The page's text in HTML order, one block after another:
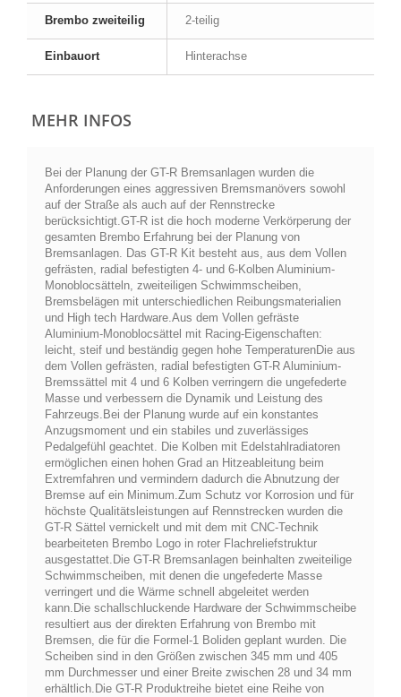
Brembo zweiteilig 2-teilig
Einbauort Hinterachse
MEHR INFOS
Bei der Planung der GT-R Bremsanlagen wurden die
Anforderungen eines aggressiven Bremsmanövers sowohl
auf der Straße als auch auf der Rennstrecke
berücksichtigt.GT-R ist die hoch moderne Verkörperung der
gesamten Brembo Erfahrung bei der Planung von
Bremsanlagen. Das GT-R Kit besteht aus, aus dem Vollen
gefrästen, radial befestigten 4- und 6-Kolben Aluminium-
Monoblocsätteln, zweiteiligen Schwimmscheiben,
Bremsbelägen mit unterschiedlichen Reibungsmaterialien
und High tech Hardware.Aus dem Vollen gefräste
Aluminium-Monoblocsättel mit Racing-Eigenschaften:
leicht, steif und beständig gegen hohe TemperaturenDie aus
dem Vollen gefrästen, radial befestigten GT-R Aluminium-
Bremssättel mit 4 und 6 Kolben verringern die ungefederte
Masse und verbessern die Dynamik und Leistung des
Fahrzeugs.Bei der Planung wurde auf ein konstantes
Anzugsmoment und ein stabiles und zuverlässiges
Pedalgefühl geachtet. Die Kolben mit Edelstahlradiatoren
ermöglichen einen hohen Grad an Hitzeableitung beim
Extremfahren und vermindern dadurch die Abnutzung der
Bremse auf ein Minimum.Zum Schutz vor Korrosion und für
höchste Qualitätsleistungen auf Rennstrecken wurden die
GT-R Sättel vernickelt und mit dem mit CNC-Technik
bearbeiteten Brembo Logo in roter Flachreliefstruktur
ausgestattet.Die GT-R Bremsanlagen beinhalten zweiteilige
Schwimmscheiben, mit denen die ungefederte Masse
verringert und die Wärme schnell abgeleitet werden
kann.Die schallschluckende Hardware der Schwimmscheibe
resultiert aus der direkten Erfahrung von Brembo mit
Bremsen, die für die Formel-1 Boliden geplant wurden. Die
Scheiben sind in den Größen zwischen 345 mm und 405
mm Durchmesser und einer Breite zwischen 28 und 34 mm
erhältlich.Die GT-R Produktreihe bietet eine Reihe von